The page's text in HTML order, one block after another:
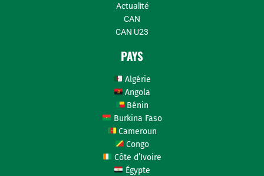
Actualité
CAN
CAN U23
PAYS
Algérie
Angola
Bénin
Burkina Faso
Cameroun
Congo
Côte d’Ivoire
Égypte